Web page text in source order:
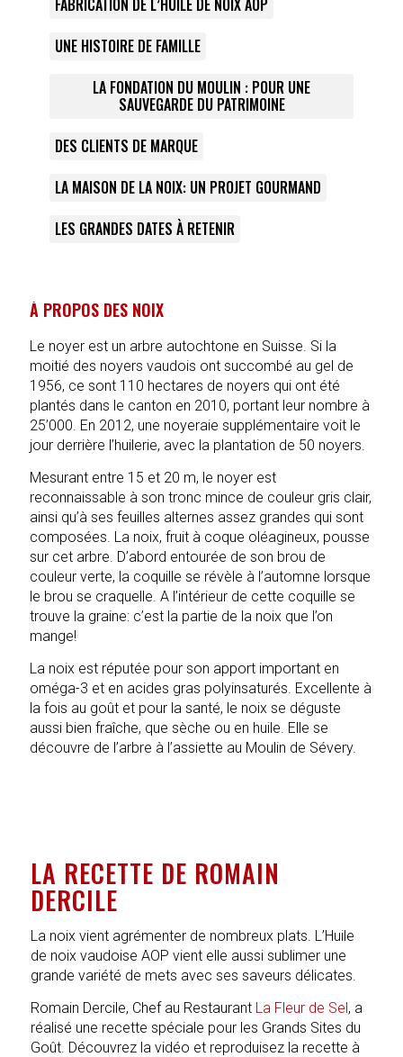
FABRICATION DE L’HUILE DE NOIX AOP
UNE HISTOIRE DE FAMILLE
LA FONDATION DU MOULIN : POUR UNE
SAUVEGARDE DU PATRIMOINE
DES CLIENTS DE MARQUE
LA MAISON DE LA NOIX: UN PROJET GOURMAND
LES GRANDES DATES À RETENIR
À PROPOS DES NOIX
Le noyer est un arbre autochtone en Suisse. Si la
moitié des noyers vaudois ont succombé au gel de
1956, ce sont 110 hectares de noyers qui ont été
plantés dans le canton en 2010, portant leur nombre à
25’000. En 2012, une noyeraie supplémentaire voit le
jour derrière l’huilerie, avec la plantation de 50 noyers.
Mesurant entre 15 et 20 m, le noyer est
reconnaissable à son tronc mince de couleur gris clair,
ainsi qu’à ses feuilles alternes assez grandes qui sont
composées. La noix, fruit à coque oléagineux, pousse
sur cet arbre. D’abord entourée de son brou de
couleur verte, la coquille se révèle à l’automne lorsque
le brou se craquelle. A l’intérieur de cette coquille se
trouve la graine: c’est la partie de la noix que l’on
mange!
La noix est réputée pour son apport important en
oméga-3 et en acides gras polyinsaturés. Excellente à
la fois au goût et pour la santé, le noix se déguste
aussi bien fraîche, que sèche ou en huile. Elle se
découvre de l’arbre à l’assiette au Moulin de Sévery.
LA RECETTE DE ROMAIN
DERCILE
La noix vient agrémenter de nombreux plats. L’Huile
de noix vaudoise AOP vient elle aussi sublimer une
grande variété de mets avec ses saveurs délicates.
Romain Dercile, Chef au Restaurant La Fleur de Sel, a
réalisé une recette spéciale pour les Grands Sites du
Goût. Découvrez la vidéo et reproduisez la recette à